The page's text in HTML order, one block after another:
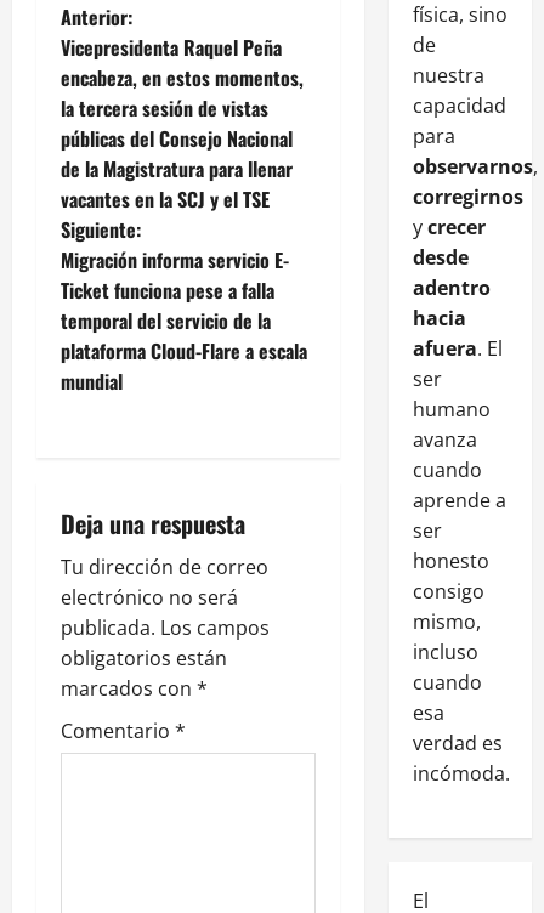
Anterior:
Vicepresidenta Raquel Peña
encabeza, en estos momentos,
la tercera sesión de vistas
públicas del Consejo Nacional
de la Magistratura para llenar
vacantes en la SCJ y el TSE
Siguiente:
Migración informa servicio E-
Ticket funciona pese a falla
temporal del servicio de la
plataforma Cloud-Flare a escala
mundial
Deja una respuesta
Tu dirección de correo
electrónico no será
publicada. Los campos
obligatorios están
marcados con *
Comentario *
física, sino
de
nuestra
capacidad
para
observarnos,
corregirnos
ycrecer
desde
adentro
hacia
afuera. El
ser
humano
avanza
cuando
aprende a
ser
honesto
consigo
mismo,
incluso
cuando
esa
verdad es
incómoda.
El